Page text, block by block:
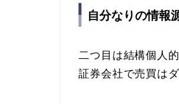
自分なりの情報
二つ目は結構個人
証券会社で売買は